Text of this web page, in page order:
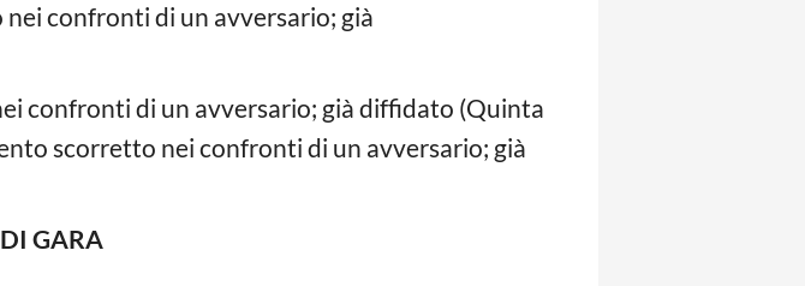
confronti di un avversario; già
confronti di un avversario; già diffidato (Quinta
scorretto nei confronti di un avversario; già
GARA